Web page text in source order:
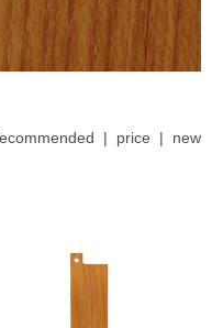
| price | new